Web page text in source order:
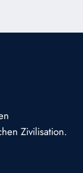
Zivilisation.